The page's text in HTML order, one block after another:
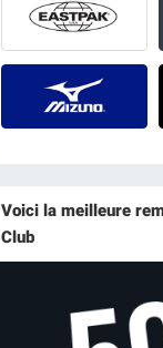
Voici la meilleure
Club